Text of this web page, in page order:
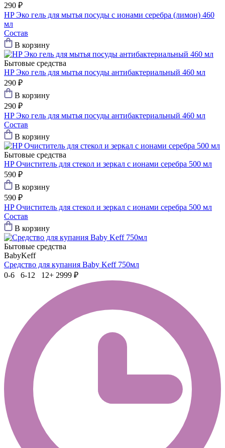
290 ₽
HP Эко гель для мытья посуды с ионами серебра (лимон) 460
мл
Состав
В корзину
Бытовые средства
HP Эко гель для мытья посуды антибактериальный 460 мл
290 ₽
В корзину
290 ₽
HP Эко гель для мытья посуды антибактериальный 460 мл
Состав
В корзину
Бытовые средства
HP Очиститель для стекол и зеркал с ионами серебра 500 мл
590 ₽
В корзину
590 ₽
HP Очиститель для стекол и зеркал с ионами серебра 500 мл
Состав
В корзину
Бытовые средства
BabyKeff
Средство для купания Baby Keff 750мл
0-6 6-12 12+ 2999 ₽